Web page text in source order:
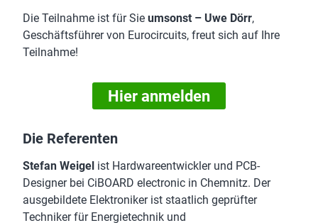
Die Teilnahme ist für Sie umsonst – Uwe Dörr,
Geschäftsführer von Eurocircuits, freut sich auf Ihre
Teilnahme!
Hier anmelden
Die Referenten
Stefan Weigel ist Hardwareentwickler und PCB-
Designer bei CiBOARD electronic in Chemnitz. Der
ausgebildete Elektroniker ist staatlich geprüfter
Techniker für Energietechnik und